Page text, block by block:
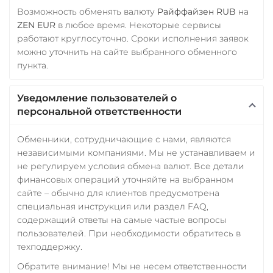
Возможность обменять валюту Райффайзен RUB на
ZEN EUR в любое время. Некоторые сервисы
работают круглосуточно. Сроки исполнения заявок
можно уточнить на сайте выбранного обменного
пункта.
Уведомление пользователей о
персональной ответственности
Обменники, сотрудничающие с нами, являются
независимыми компаниями. Мы не устанавливаем и
не регулируем условия обмена валют. Все детали
финансовых операций уточняйте на выбранном
сайте – обычно для клиентов предусмотрена
специальная инструкция или раздел FAQ,
содержащий ответы на самые частые вопросы
пользователей. При необходимости обратитесь в
техподдержку.
Обратите внимание! Мы не несем ответственности